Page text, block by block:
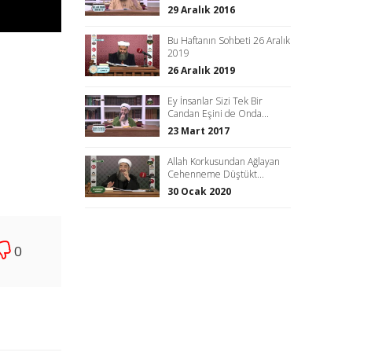
0
29 Aralık 2016
Bu Haftanın Sohbeti 26 Aralık
2019
26 Aralık 2019
Ey İnsanlar Sizi Tek Bir
Candan Eşini de Onda...
23 Mart 2017
Allah Korkusundan Ağlayan
Cehenneme Düştükt...
30 Ocak 2020